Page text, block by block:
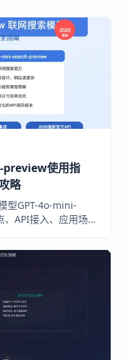
preview使用指
略
型GPT-4o-mini-
API接入、应用场景